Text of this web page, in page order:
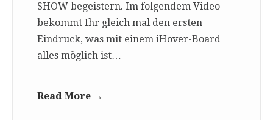
SHOW begeistern. Im folgendem Video
bekommt Ihr gleich mal den ersten
Eindruck, was mit einem iHover-Board
alles möglich ist…
Read More →